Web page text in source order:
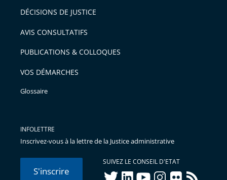
pour
avant
DÉCISIONS DE JUSTICE
AVIS CONSULTATIFS
PUBLICATIONS & COLLOQUES
VOS DÉMARCHES
Glossaire
INFOLETTRE
Inscrivez-vous à la lettre de la Justice administrative
S'inscrire
SUIVEZ LE CONSEIL D'ETAT
twitterlinkedInyoutubeinstagram
flickr rss